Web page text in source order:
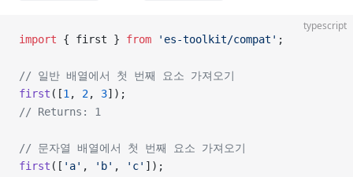
typescript
import { first } from 'es-toolkit/compat' ;
// 일반 배열에서 첫 번째 요소 가져오기
first ([1 , 2, 3]);
// Returns: 1
// 문자열 배열에서 첫 번째 요소 가져오기
first ([ 'a' , 'b' , 'c' ]);